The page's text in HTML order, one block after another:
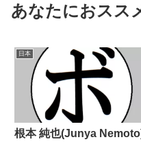
あなたにおスス
日本
根本 純也(Junya